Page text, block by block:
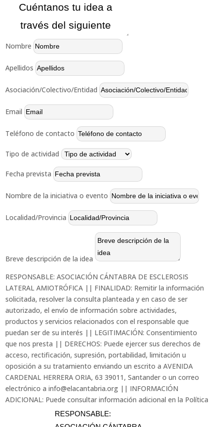
Nombre
Apellidos
Asociación/Colectivo/Entidad
Email
Teléfono de contacto
Tipo de actividad
Fecha prevista
Nombre de la iniciativa o evento
Localidad/Provincia
Breve descripción de la idea
RESPONSABLE: ASOCIACIÓN CÁNTABRA DE ESCLEROSIS
LATERAL AMIOTRÓFICA || FINALIDAD: Remitir la información
solicitada, resolver la consulta planteada y en caso de ser
autorizado, el envío de información sobre actividades,
productos y servicios relacionados con el responsable que
puedan ser de su interés || LEGITIMACIÓN: Consentimiento
que nos presta || DERECHOS: Puede ejercer sus derechos de
acceso, rectificación, supresión, portabilidad, limitación u
oposición a su tratamiento enviando un escrito a AVENIDA
CARDENAL HERRERA ORIA, 63 39011, Santander o un correo
electrónico a info@elacantabria.org || INFORMACIÓN
ADICIONAL: Puede consultar información adicional en la Política